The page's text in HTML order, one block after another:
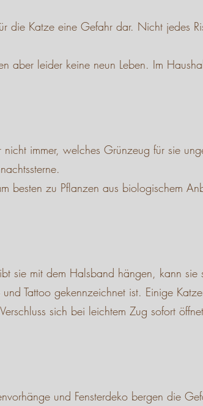
Katze eine Gefahr dar. Nicht
leider keine neun Leben. Im
immer, welches Grünzeug für sie
zu Pflanzen aus biologischem
mit dem Halsband hängen, kann sie
Tattoo gekennzeichnet ist. Einige
sich bei leichtem Zug sofort
und Fensterdeko bergen die